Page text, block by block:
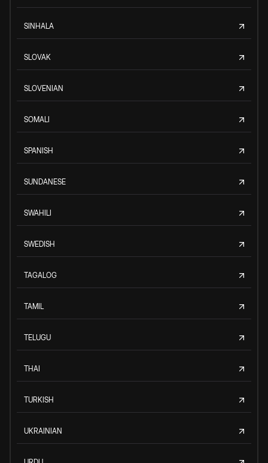
SINHALA
SLOVAK
SLOVENIAN
SOMALI
SPANISH
SUNDANESE
SWAHILI
SWEDISH
TAGALOG
TAMIL
TELUGU
THAI
TURKISH
UKRAINIAN